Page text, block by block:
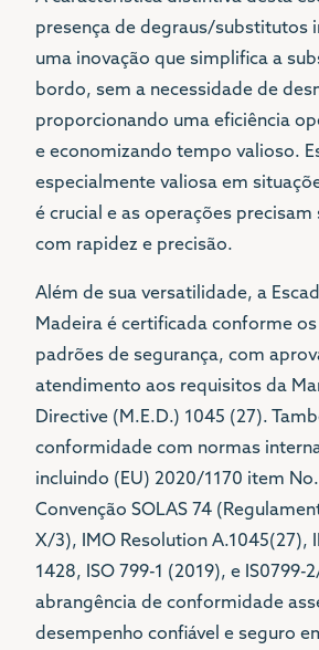
presença de degraus/substitutos
uma inovação que simplifica a
bordo, sem a necessidade de
proporcionando uma eficiência
e economizando tempo valioso.
especialmente valiosa em
é crucial e as operações precisam
com rapidez e precisão.
Além de sua versatilidade, a
Madeira é certificada conforme
padrões de segurança, com
atendimento aos requisitos da
Directive (M.E.D.) 1045 (27).
conformidade com normas
incluindo (EU) 2020/1170 item
Convenção SOLAS 74
X/3), IMO Resolution A.1045(27),
1428, ISO 799-1 (2019), e IS0799-
abrangência de conformidade
desempenho confiável e seguro